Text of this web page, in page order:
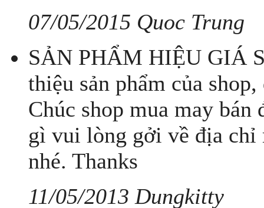
07/05/2015 Quoc Trung
SẢN PHẨM HIỆU GIÁ
thiệu sản phẩm của
Chúc shop mua may bán
gì vui lòng gởi về địa
nhé. Thanks
11/05/2013 Dungkitty